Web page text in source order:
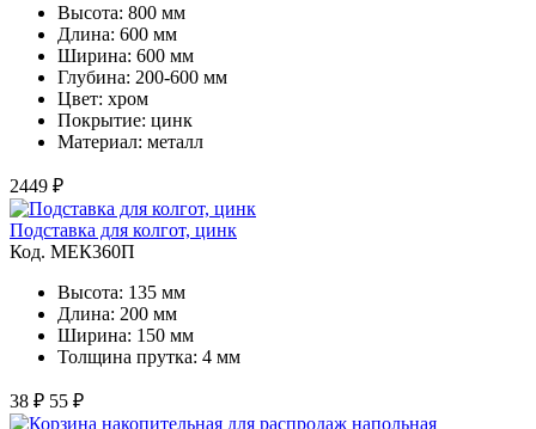
Высота: 800 мм
Длина: 600 мм
Ширина: 600 мм
Глубина: 200-600 мм
Цвет: хром
Покрытие: цинк
Материал: металл
2449 ₽
Подставка для колгот, цинк
Код. MЕК360П
Высота: 135 мм
Длина: 200 мм
Ширина: 150 мм
Толщина прутка: 4 мм
38 ₽ 55 ₽